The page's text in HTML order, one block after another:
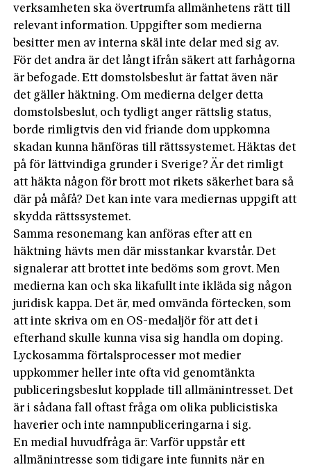
verksamheten ska övertrumfa allmänhetens rätt till
relevant information. Uppgifter som medierna
besitter men av interna skäl inte delar med sig av.
För det andra är det långt ifrån säkert att farhågorna
är befogade. Ett domstolsbeslut är fattat även när
det gäller häktning. Om medierna delger detta
domstolsbeslut, och tydligt anger rättslig status,
borde rimligtvis den vid friande dom uppkomna
skadan kunna hänföras till rättssystemet. Häktas det
på för lättvindiga grunder i Sverige? Är det rimligt
att häkta någon för brott mot rikets säkerhet bara så
där på måfå? Det kan inte vara mediernas uppgift att
skydda rättssystemet.
Samma resonemang kan anföras efter att en
häktning hävts men där misstankar kvarstår. Det
signalerar att brottet inte bedöms som grovt. Men
medierna kan och ska likafullt inte ikläda sig någon
juridisk kappa. Det är, med omvända förtecken, som
att inte skriva om en OS-medaljör för att det i
efterhand skulle kunna visa sig handla om doping.
Lyckosamma förtalsprocesser mot medier
uppkommer heller inte ofta vid genomtänkta
publiceringsbeslut kopplade till allmänintresset. Det
är i sådana fall oftast fråga om olika publicistiska
haverier och inte namnpubliceringarna i sig.
En medial huvudfråga är: Varför uppstår ett
allmänintresse som tidigare inte funnits när en